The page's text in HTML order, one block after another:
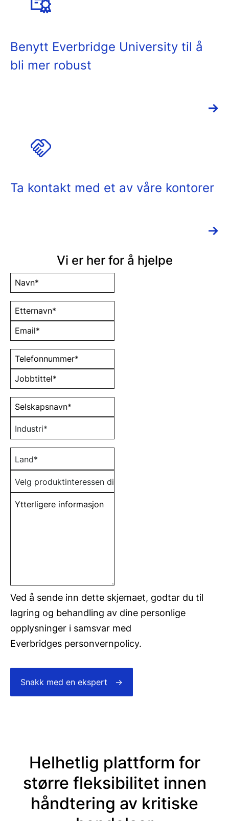
Benytt Everbridge University til å
bli mer robust
→
Ta kontakt med et av våre kontorer
→
Vi er her for å hjelpe
Ved å sende inn dette skjemaet, godtar du til
lagring og behandling av dine personlige
opplysninger i samsvar med
Everbridges personvernpolicy.
Snakk med en ekspert
Helhetlig plattform for
større fleksibilitet innen
håndtering av kritiske